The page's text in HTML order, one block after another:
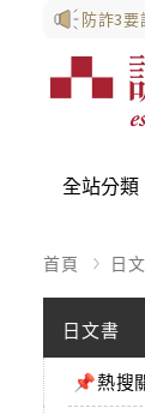
防詐3
全站分類
首頁 日
日文書
📌熱搜